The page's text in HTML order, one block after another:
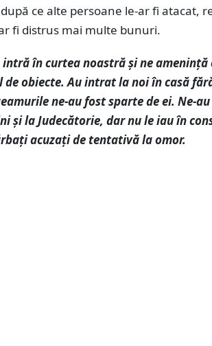
ce alte persoane le-ar fi atacat,
fi distrus mai multe bunuri.
intră în curtea noastră și ne amenință
de obiecte. Au intrat la noi în casă
ne-au fost sparte de ei. Ne-
și la Judecătorie, dar nu le iau în
acuzați de tentativă la omor.